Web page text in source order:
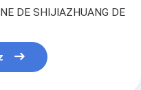
DE SHIJIAZHUANG DE